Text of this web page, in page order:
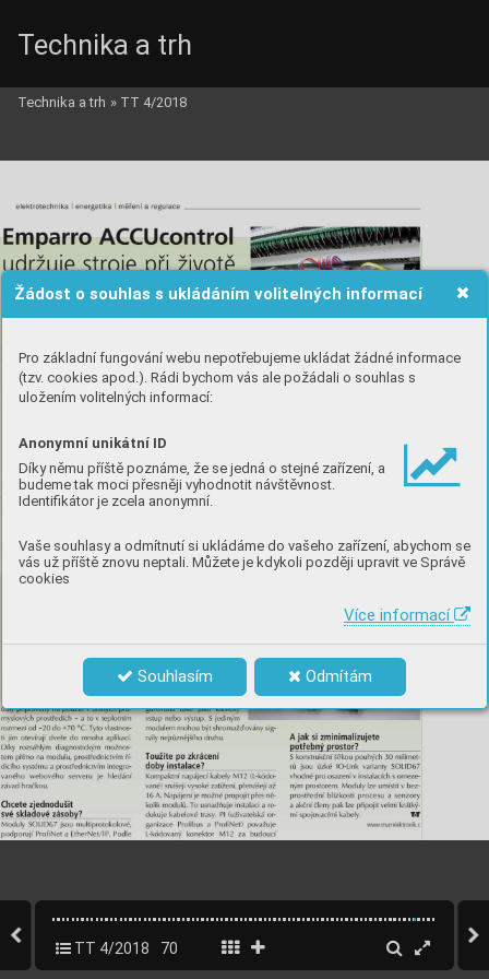
Žádost o souhlas s ukládáním volitelných informací
Pro základní fungování webu nepotřebujeme ukládat žádné informace
(tzv. cookies apod.). Rádi bychom vás ale požádali o souhlas s
uložením volitelných informací:
Anonymní unikátní ID
Díky němu příště poznáme, že se jedná o stejné zařízení, a
budeme tak moci přesněji vyhodnotit návštěvnost.
Identifikátor je zcela anonymní.
Vaše souhlasy a odmítnutí si ukládáme do vašeho zařízení, abychom se
vás už příště znovu neptali. Můžete je kdykoli později upravit ve Správě
cookies
Více informací
Souhlasím Odmítám
Technika a trh
Technika a trh » TT 4/2018
TT 4/2018 70